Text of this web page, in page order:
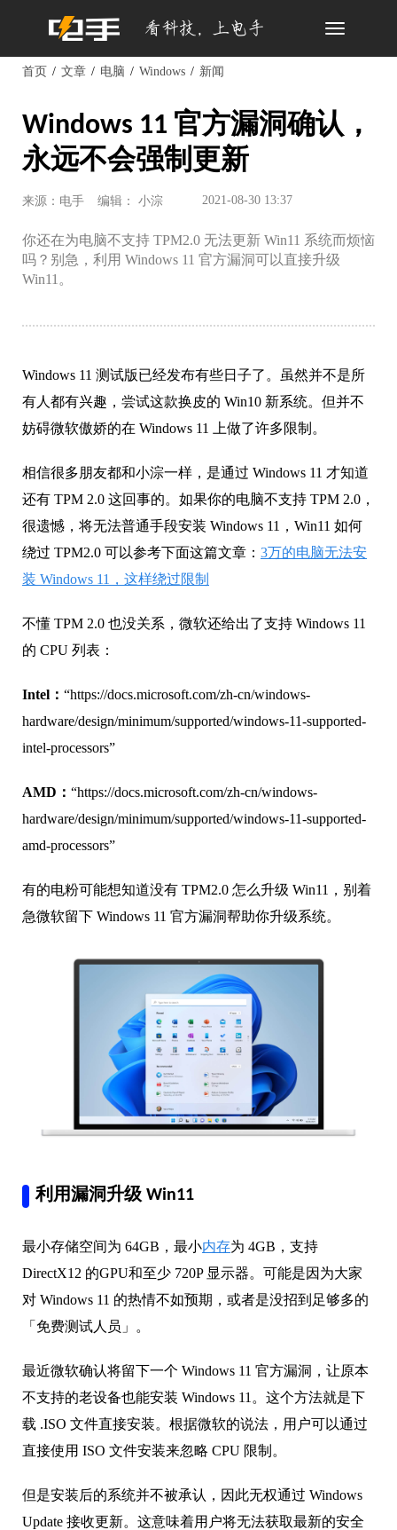
Toggle
首页 文章 电脑 Windows 新闻
Windows 11 官方漏洞确认，
永远不会强制更新
来源：电手 编辑： 小淙 2021-08-30 13:37
你还在为电脑不支持 TPM2.0 无法更新 Win11 系统而烦恼
吗？别急，利用 Windows 11 官方漏洞可以直接升级
Win11。
Windows 11 测试版已经发布有些日子了。虽然并不是所
有人都有兴趣，尝试这款换皮的 Win10 新系统。但并不
妨碍微软傲娇的在 Windows 11 上做了许多限制。
相信很多朋友都和小淙一样，是通过 Windows 11 才知道
还有 TPM 2.0 这回事的。如果你的电脑不支持 TPM 2.0，
很遗憾，将无法普通手段安装 Windows 11，Win11 如何
绕过 TPM2.0 可以参考下面这篇文章： 3万的电脑无法安
装 Windows 11，这样绕过限制
不懂 TPM 2.0 也没关系，微软还给出了支持 Windows 11
的 CPU 列表：
Intel： “https://docs.microsoft.com/zh-cn/windows-
hardware/design/minimum/supported/windows-11-supported-
intel-processors”
AMD： “https://docs.microsoft.com/zh-cn/windows-
hardware/design/minimum/supported/windows-11-supported-
amd-processors”
有的电粉可能想知道没有 TPM2.0 怎么升级 Win11，别着
急微软留下 Windows 11 官方漏洞帮助你升级系统。
利用漏洞升级 Win11
最小存储空间为 64GB，最小内存为 4GB，支持
DirectX12 的GPU和至少 720P 显示器。可能是因为大家
对 Windows 11 的热情不如预期，或者是没招到足够多的
「免费测试人员」。
最近微软确认将留下一个 Windows 11 官方漏洞，让原本
不支持的老设备也能安装 Windows 11。这个方法就是下
载 .ISO 文件直接安装。根据微软的说法，用户可以通过
直接使用 ISO 文件安装来忽略 CPU 限制。
但是安装后的系统并不被承认，因此无权通过 Windows
Update 接收更新。这意味着用户将无法获取最新的安全